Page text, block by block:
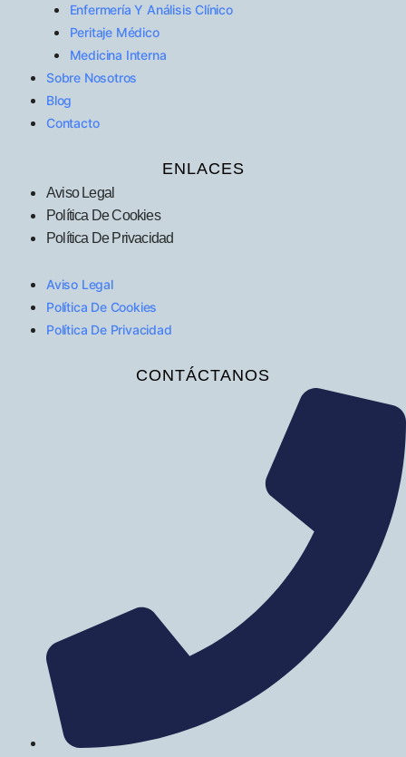
Enfermería Y Análisis Clínico
Peritaje Médico
Medicina Interna
Sobre Nosotros
Blog
Contacto
ENLACES
Aviso Legal
Política De Cookies
Política De Privacidad
Aviso Legal
Política De Cookies
Política De Privacidad
CONTÁCTANOS